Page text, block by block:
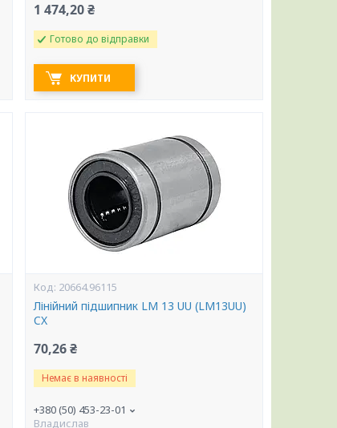
1 474,20 ₴
Готово до відправки
КУПИТИ
20664.96115
Лінійний підшипник LM 13 UU (LM13UU)
CX
70,26 ₴
Немає в наявності
+380 (50) 453-23-01
Владислав